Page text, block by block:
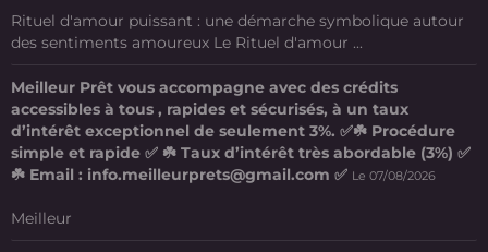
Rituel d'amour puissant : une démarche symbolique autour
des sentiments amoureux Le Rituel d'amour ...
Meilleur Prêt vous accompagne avec des crédits
accessibles à tous , rapides et sécurisés, à un taux
d’intérêt exceptionnel de seulement 3%. ✅☘️ Procédure
simple et rapide ✅ ☘️ Taux d’intérêt très abordable (3%) ✅
☘️ Email : info.meilleurprets@gmail.com ✅ Le 07/08/2026
Meilleur